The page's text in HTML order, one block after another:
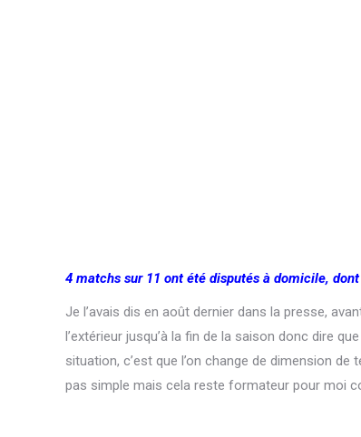
4 matchs sur 11 ont été disputés à domicile,
Je l’avais dis en août dernier dans la presse,
l’extérieur jusqu’à la fin de la saison donc dire
situation, c’est que l’on change de dimension
pas simple mais cela reste formateur pour moi